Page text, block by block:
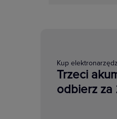
Kup
Trzeci
odbierz za